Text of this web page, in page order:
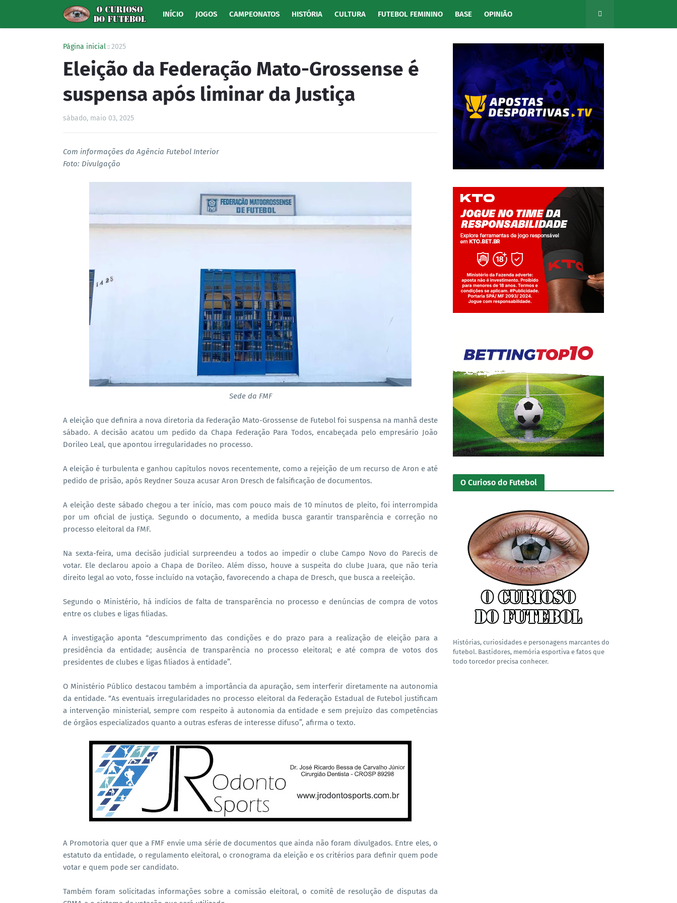
INÍCIO JOGOS CAMPEONATOS HISTÓRIA CULTURA FUTEBOL FEMININO BASE OPINIÃO
Página inicial 2025
Eleição da Federação Mato-Grossense é
suspensa após liminar da Justiça
sábado, maio 03, 2025
Com informações da Agência Futebol Interior
Foto: Divulgação
Sede da FMF
A eleição que definira a nova diretoria da Federação Mato-Grossense de Futebol foi suspensa na manhã deste
sábado. A decisão acatou um pedido da Chapa Federação Para Todos, encabeçada pelo empresário João
Dorileo Leal, que apontou irregularidades no processo.
A eleição é turbulenta e ganhou capítulos novos recentemente, como a rejeição de um recurso de Aron e até
pedido de prisão, após Reydner Souza acusar Aron Dresch de falsificação de documentos.
A eleição deste sábado chegou a ter início, mas com pouco mais de 10 minutos de pleito, foi interrompida
por um oficial de justiça. Segundo o documento, a medida busca garantir transparência e correção no
processo eleitoral da FMF.
Na sexta-feira, uma decisão judicial surpreendeu a todos ao impedir o clube Campo Novo do Parecis de
votar. Ele declarou apoio a Chapa de Dorileo. Além disso, houve a suspeita do clube Juara, que não teria
direito legal ao voto, fosse incluído na votação, favorecendo a chapa de Dresch, que busca a reeleição.
Segundo o Ministério, há indícios de falta de transparência no processo e denúncias de compra de votos
entre os clubes e ligas filiadas.
A investigação aponta “descumprimento das condições e do prazo para a realização de eleição para a
presidência da entidade; ausência de transparência no processo eleitoral; e até compra de votos dos
presidentes de clubes e ligas filiados à entidade”.
O Ministério Público destacou também a importância da apuração, sem interferir diretamente na autonomia
da entidade. “As eventuais irregularidades no processo eleitoral da Federação Estadual de Futebol justificam
a intervenção ministerial, sempre com respeito à autonomia da entidade e sem prejuízo das competências
de órgãos especializados quanto a outras esferas de interesse difuso”, afirma o texto.
A Promotoria quer que a FMF envie uma série de documentos que ainda não foram divulgados. Entre eles, o
estatuto da entidade, o regulamento eleitoral, o cronograma da eleição e os critérios para definir quem pode
votar e quem pode ser candidato.
Também foram solicitadas informações sobre a comissão eleitoral, o comitê de resolução de disputas da
Jogue com responsabilidade. 18+
O Curioso do Futebol
Histórias, curiosidades e personagens marcantes do
futebol. Bastidores, memória esportiva e fatos que
todo torcedor precisa conhecer.